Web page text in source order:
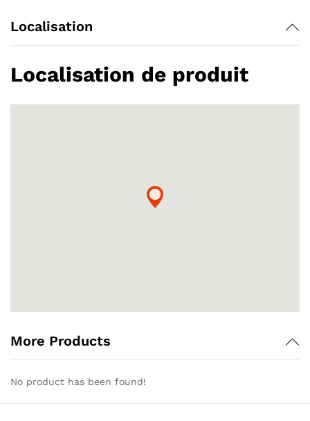
Localisation
Localisation de produit
More Products
No product has been found!